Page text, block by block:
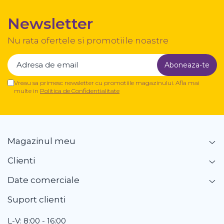
Newsletter
Nu rata ofertele si promotiile noastre
Vreau sa primesc newsletter cu promotiile magazinului. Afla mai
multe in Politica de Confidentialitate
Magazinul meu
Clienti
Date comerciale
Suport clienti
L-V: 8:00 - 16:00